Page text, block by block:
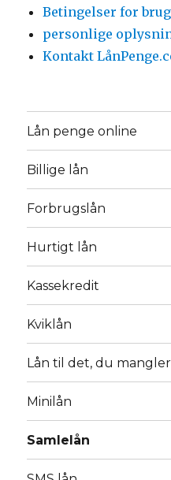
Betingelser for brug
personlige
Kontakt
Lån penge online
Billige lån
Forbrugslån
Hurtigt lån
Kassekredit
Kviklån
Lån til det, du mangler
Minilån
Samlelån